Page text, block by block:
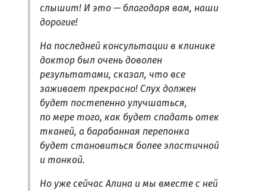
слышит! И это — благодаря вам, наши
дорогие!
На последней консультации в клинике
доктор был очень доволен
результатами, сказал, что все
заживает прекрасно! Слух должен
будет постепенно улучшаться,
по мере того, как будет спадать отек
тканей, а барабанная перепонка
будет становиться более эластичной
и тонкой.
Но уже сейчас Алина и мы вместе с ней